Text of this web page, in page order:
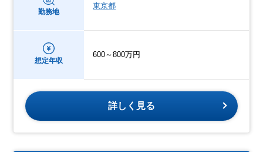
勤務地
東京都
想定年収
600～800万円
詳しく見る